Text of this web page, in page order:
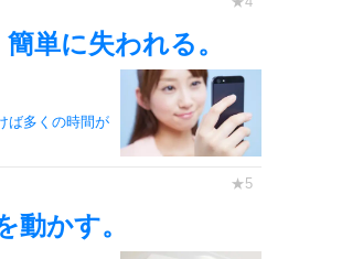
単に失われる。
ば多くの時間が
動かす。